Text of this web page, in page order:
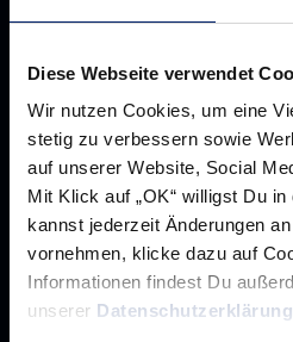
Diese Webseite verwendet
Wir nutzen Cookies, um eine
stetig zu verbessern sowie
auf unserer Website, Social
Mit Klick auf „OK“ willigst Du
kannst jederzeit Änderungen
vornehmen, klicke dazu auf
Informationen findest Du
unserer Datenschutzerklärung
Werte der Löwen
Historie
Jobs